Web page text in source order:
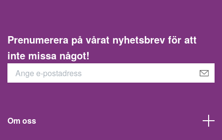
Prenumerera på vårat nyhetsbrev för att
inte missa något!
Om oss